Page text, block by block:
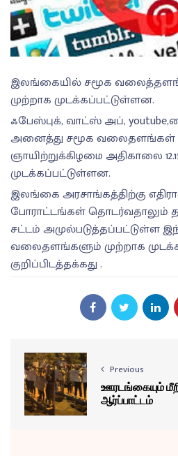
இலங்கையில் சமூக
முற்றாக முடக்கப்பட்டுள்ளன.
ஃபேஸ்புக், வாட்ஸ் அப்,
அனைத்து சமூக வலைதளங்கள்
ஞாயிற்றுக்கிழமை அதிகாலை
முடக்கப்பட்டுள்ளன.
இலங்கை அரசாங்கத்திற்கு
போராட்டங்கள் தொடர்வதாலும்
சட்டம் அமுல்படுத்தப்பட்டுள்ள
வலைதளங்களும் முற்றாக
குறிப்பிடத்தக்கது .
Previous
ஊரடங்கையும்
ஆர்ப்பாட்டம்